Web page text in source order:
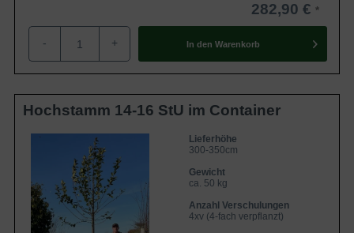
282,90 €
- + In den Warenkorb
Hochstamm 14-16 StU im Container
Lieferhöhe
300-350cm
Gewicht
ca. 50 kg
Anzahl Verschulungen
4xv (4-fach verpflanzt)